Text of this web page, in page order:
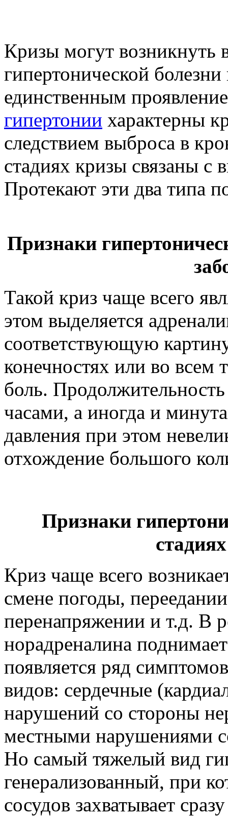
Кризы могут возникнуть
гипертонической
единственным
гипертонии характерны
следствием выброса в
стадиях кризы связаны с
Протекают эти два типа
Признаки
Такой криз чаще всего
этом выделяется
соответствующую
конечностях или во всем
боль. Продолжительность
часами, а иногда и
давления при этом
отхождение большого
Признаки
Криз чаще всего
смене погоды,
перенапряжении и т.д. В
норадреналина
появляется ряд
видов: сердечные
нарушений со стороны
местными нарушениями
Но самый тяжелый вид
генерализованный, при
сосудов захватывает